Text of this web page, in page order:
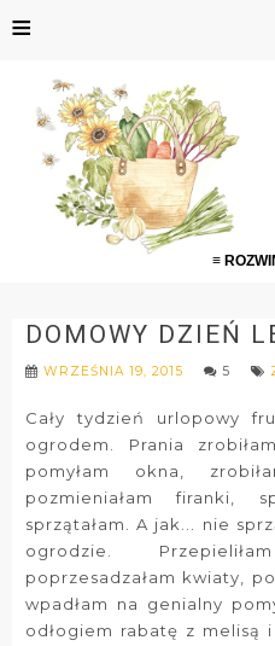
≡
≡
DOMOWY DZIEŃ
WRZEŚNIA 19, 2015 5
Cały tydzień urlopowy
ogrodem. Prania
pomyłam okna,
pozmieniałam firanki,
sprzątałam. A jak... nie
ogrodzie.
poprzesadzałam kwiaty,
wpadłam na genialny
odłogiem rabatę z melisą